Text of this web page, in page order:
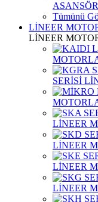
Tümünü
LİNEER
LİNEER
SERİSİ
LİNEER
LİNEER
LİNEER
LİNEER